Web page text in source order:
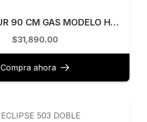
HORNO NUUR 90 CM GAS MODELO HOGAS90DILP
$31,890.00
Compra ahora